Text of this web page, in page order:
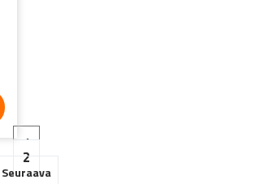
1
2
Seuraava